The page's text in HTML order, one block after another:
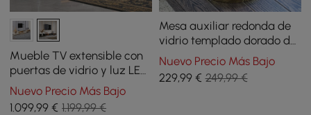
Mueble TV extensible con
puertas de vidrio y luz LED
de 280 cm - negro
Nuevo Precio Más Bajo
1.099,99 € 1.199,99 €
Mesa auxiliar redonda de
vidrio templado dorado de
500 mm
Nuevo Precio Más Bajo
229,99€ 249,99 €